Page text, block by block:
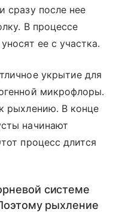
сразу после нее
В процессе
ее с участка.
укрытие для
микрофлоры.
рыхлению. В конце
начинают
процесс длится
системе
рыхление